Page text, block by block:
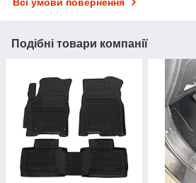
Подібні товари компанії